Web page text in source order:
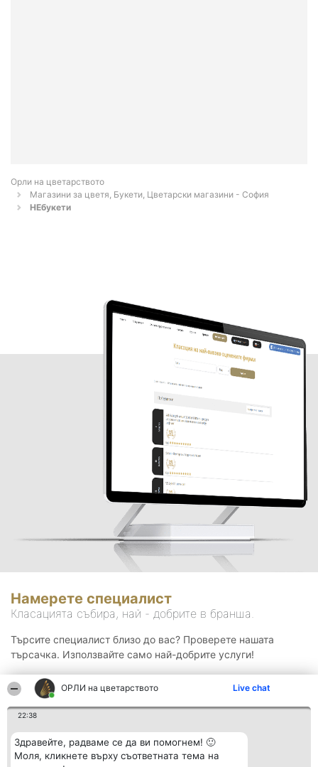
ОРЛИ на цветарството Live chat
22:38
Здравейте, радваме се да ви помогнем! 🙂
Моля, кликнете върху съответната тема на
Орли на цветарството
Магазини за цветя, Букети, Цветарски магазини - София
НЕбукети
Намерете специалист
Класацията събира, най - добрите в бранша.
Търсите специалист близо до вас? Проверете нашата
търсачка. Използвайте само най-добрите услуги!